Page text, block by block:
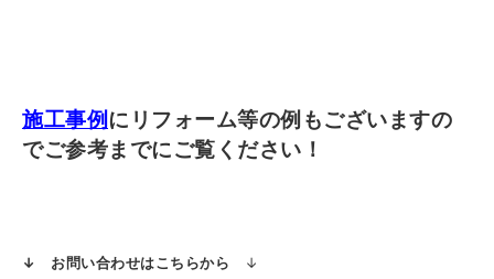
施工事例にリフォーム等の例もございますの
でご参考までにご覧ください！
↓ お問い合わせはこちらから ↓